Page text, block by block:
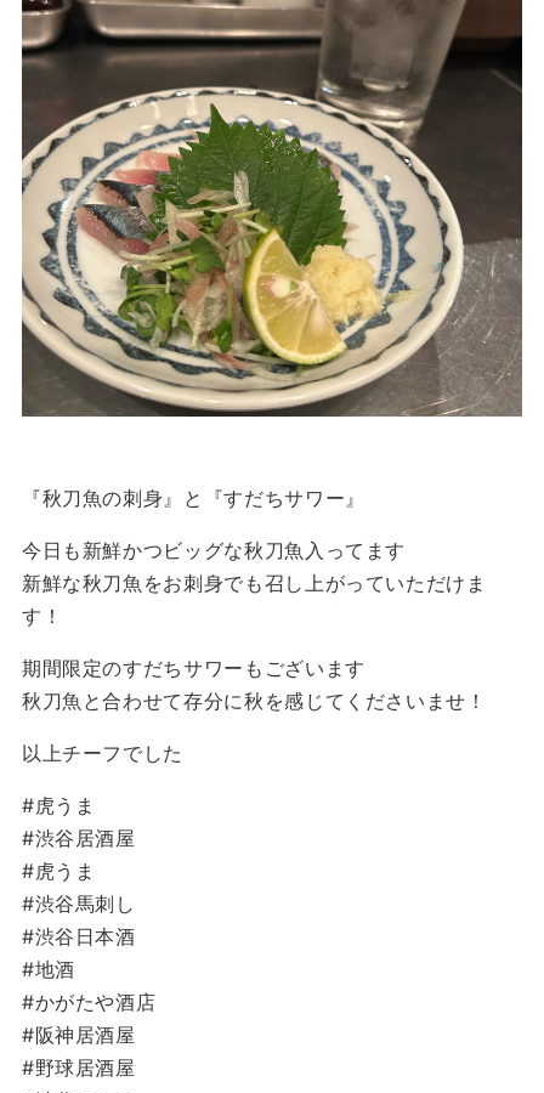
『秋刀魚の刺身』と『すだちサワー』
今日も新鮮かつビッグな秋刀魚入ってます
新鮮な秋刀魚をお刺身でも召し上がっていただけま
す！
期間限定のすだちサワーもございます
秋刀魚と合わせて存分に秋を感じてくださいませ！
以上チーフでした
#虎うま
#渋谷居酒屋
#虎うま
#渋谷馬刺し
#渋谷日本酒
#地酒
#かがたや酒店
#阪神居酒屋
#野球居酒屋